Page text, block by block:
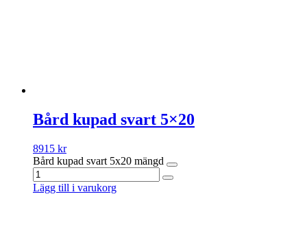
Bård kupad svart 5×20
8915 kr
Bård kupad svart 5x20 mängd
Lägg till i varukorg